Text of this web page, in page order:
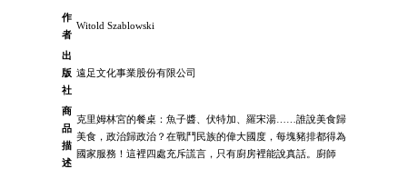
作
者
Witold Szablowski
出
版
社
遠足文化事業股份有限公司
商
品
描
述
克里姆林宮的餐桌：魚子醬、伏特加、羅宋湯……誰說美食歸
美食，政治歸政治？在戰鬥民族的偉大國度，每塊豬排都得為
國家服務！這裡四處充斥謊言，只有廚房裡能說真話。廚師